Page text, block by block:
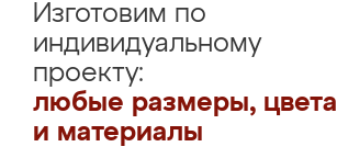
Изготовим по
индивидуальному
проекту:
любые размеры, цвета
и материалы